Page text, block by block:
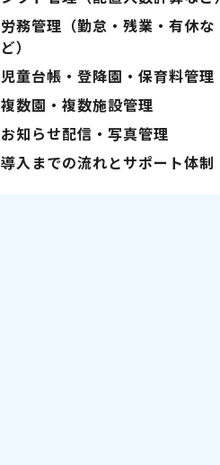
労務管理（勤怠・残業・有休な
ど）
児童台帳・登降園・保育料管理
複数園・複数施設管理
お知らせ配信・写真管理
導入までの流れとサポート体制